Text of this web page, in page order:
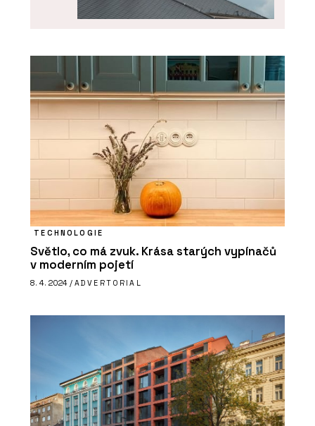
PRODUKTY
Skládaná vláknocementová střešní
krytina Swisspearl
PRODUKTY
TECHNOLOGIE
Světlo, co má zvuk. Krása starých vypínačů
v moderním pojetí
8. 4. 2024 / ADVERTORIAL